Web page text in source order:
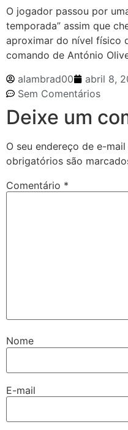
O jogador passou por
temporada” assim que
aproximar do nível físico
comando de António
alambrad00
abril 8,
Sem Comentários
Deixe um
O seu endereço de e-
obrigatórios são
Comentário *
Nome
E-mail